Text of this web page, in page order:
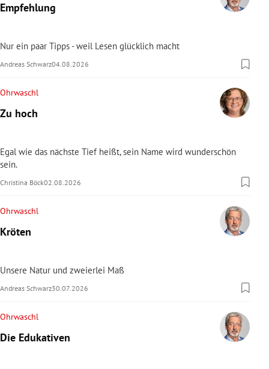
Empfehlung
Nur ein paar Tipps - weil Lesen glücklich macht
Andreas Schwarz04.08.2026
Ohrwaschl
Zu hoch
Egal wie das nächste Tief heißt, sein Name wird wunderschön
sein.
Christina Böck02.08.2026
Ohrwaschl
Kröten
Unsere Natur und zweierlei Maß
Andreas Schwarz30.07.2026
Ohrwaschl
Die Edukativen